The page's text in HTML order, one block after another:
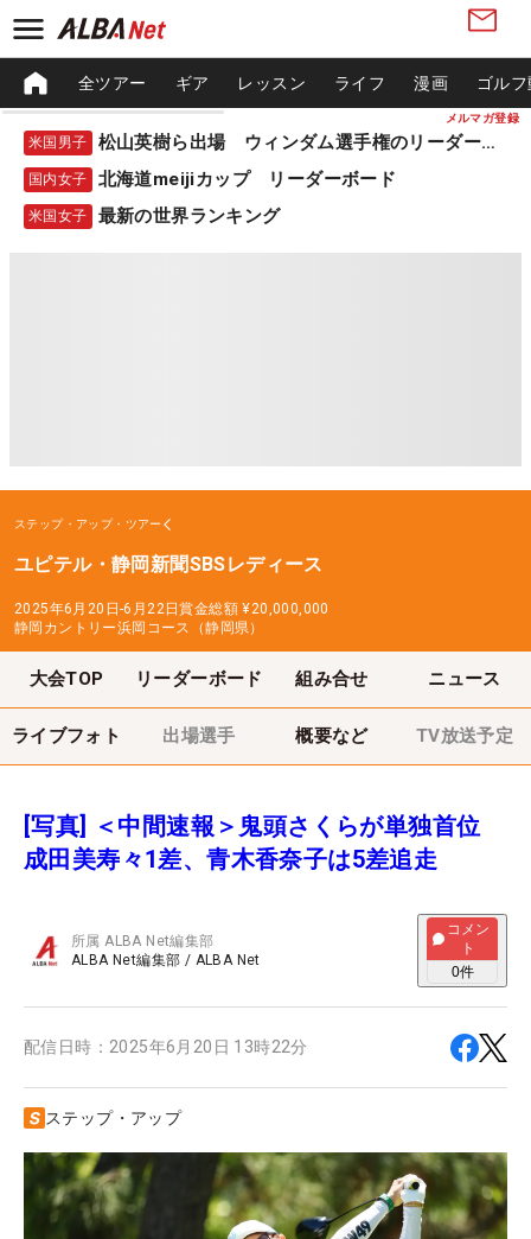
メルマガ登録
全ツアー ギア レッスン ライフ 漫画 ゴル
米国男子 松山英樹ら出場 ウィンダム選手権のリーダーボード
国内女子 北海道meijiカップ リーダーボード
米国女子 最新の世界ランキング
ステップ・アップ・ツアー
ユピテル・静岡新聞SBSレディース
2025年6月20日-6月22日賞金総額 ¥20,000,000
静岡カントリー浜岡コース（静岡県）
大会TOP リーダーボード 組み合せ ニュース
ライブフォト 出場選手 概要など TV放送予定
[写真] ＜中間速報＞鬼頭さくらが単独首位
成田美寿々1差、青木香奈子は5差追走
所属ALBA Net編集部
ALBA Net編集部 / ALBA Net
コメン
ト
0件
配信日時： 2025年6月20日 13時22分
ステップ・アップ